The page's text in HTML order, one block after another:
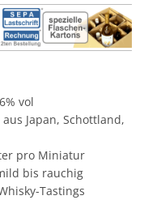
vol
Japan, Schottland,
pro Miniatur
bis rauchig
Tastings